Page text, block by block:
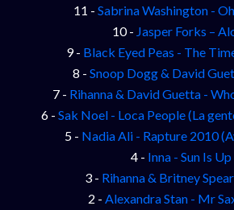
11 - Sabrina Washington -
10 - Jasper Forks –
9 - Black Eyed Peas - The
8 - Snoop Dogg & David
7 - Rihanna & David Guetta -
6 - Sak Noel - Loca People (La
5 - Nadia Ali - Rapture 2010
4 - Inna - Sun Is Up
3 - Rihanna & Britney
2 - Alexandra Stan - Mr